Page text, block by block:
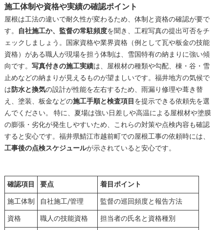
施工体制や資格や実績の確認ポイント
屋根は工法の違いで耐久性が変わるため、体制と資格の確認が要で
す。 自社施工か、監督の常駐頻度を聞き、工程写真の提出可否をチ
ェックしましょう。国家資格や業界資格（例として瓦や板金の技能
資格）がある職人が現場を担う体制は、雪国特有の納まりに強い傾
向です。 写真付きの施工実績は、屋根材の種類や勾配、棟・谷・雪
止めなどの納まりが見えるものが望ましいです。福井地方の気候で
は防水と換気の設計が性能を左右するため、雨漏り修理や葺き替
え、塗装、板金などの施工手順と検査項目を提示できる依頼先を選
んでください。 特に、夏場は強い日差しや高温による屋根材や塗膜
の膨張・劣化が発生しやすいため、これらの対策や点検内容も確認
すると安心です。福井県鯖江市越前町での屋根工事の依頼時には、
工事後の点検スケジュールが示されていると安心です。
確認項目 要点
着目ポイント
施工体制
自社施工/管理
監督の巡回頻度と報告方法
資格
職人の技能資格
担当者の氏名と資格種別